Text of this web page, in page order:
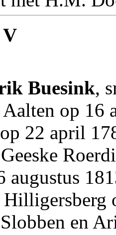
V
Buesink,
Aalten op 16
22 april
augustus
Hilligersberg
en